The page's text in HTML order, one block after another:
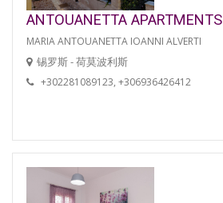
ANTOUANETTA APARTMENTS
MARIA ANTOUANETTA IOANNI ALVERTI
锡罗斯 - 荷莫波利斯
+302281089123, +306936426412